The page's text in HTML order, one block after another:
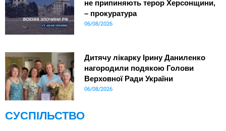
не припиняють терор Херсонщини,
– прокуратура
06/08/2026
Дитячу лікарку Ірину Даниленко
нагородили подякою Голови
Верховної Ради України
06/08/2026
СУСПІЛЬСТВО